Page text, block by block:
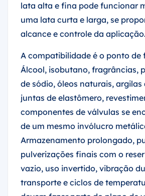
lata alta e fina pode funcionar
uma lata curta e larga, se
alcance e controle da aplicação.
A compatibilidade é o ponto de
Álcool, isobutano, fragrâncias,
de sódio, óleos naturais, argilas
juntas de elastômero,
componentes de válvulas se
de um mesmo invólucro
Armazenamento prolongado,
pulverizações finais com o
vazio, uso invertido, vibração
transporte e ciclos de